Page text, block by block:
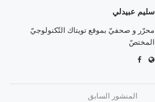
سليم عبيدلي
محرّر و صحفيّ بموقع تويتاك التّكنولوجيّ
المختصّ
المنشور السابق